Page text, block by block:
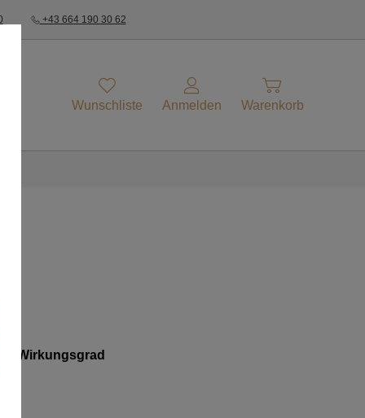
+43 664 190 30 62
Wunschliste Anmelden Warenkorb
Wirkungsgrad